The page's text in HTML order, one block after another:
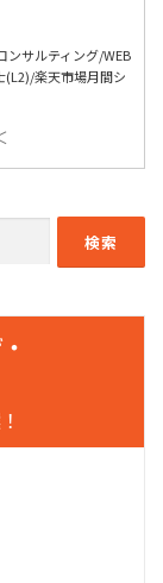
ンサルティング/WEB
(L2)/楽天市場月間シ